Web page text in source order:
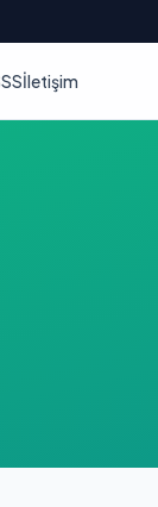
İletişim